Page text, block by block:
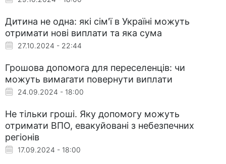
Дитина не одна: які сім'ї в Україні можуть
отримати нові виплати та яка сума
27.10.2024 - 22:44
Грошова допомога для переселенців: чи
можуть вимагати повернути виплати
24.09.2024 - 18:00
Не тільки гроші. Яку допомогу можуть
отримати ВПО, евакуйовані з небезпечних
регіонів
17.09.2024 - 18:00